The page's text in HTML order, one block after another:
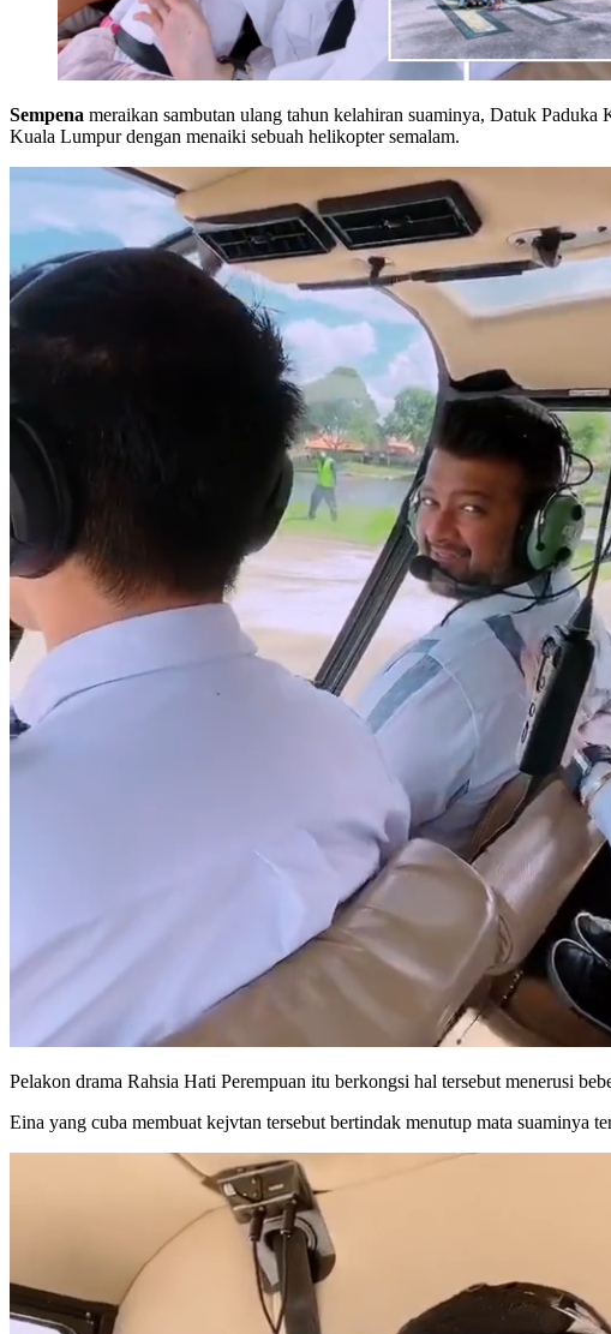
Sempena meraikan sambutan ulang tahun kelahiran suaminya, Datuk
Kuala Lumpur dengan menaiki sebuah helikopter semalam.
Pelakon drama Rahsia Hati Perempuan itu berkongsi hal tersebut menerusi
Eina yang cuba membuat kejvtan tersebut bertindak menutup mata suaminya